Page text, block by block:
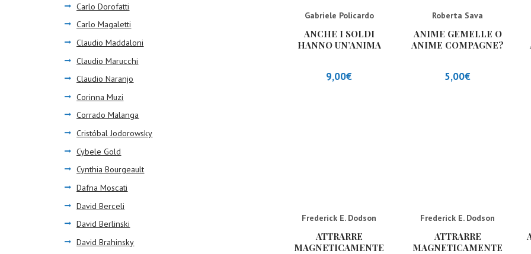
Gabriele Policardo
ANCHE I SOLDI
HANNO UN’ANIMA
9,00€
Roberta Sava
ANIME GEMELLE O
ANIME COMPAGNE?
5,00€
Frederick E. Dodson
ATTRARRE
MAGNETICAMENTE
Frederick E. Dodson
ATTRARRE
MAGNETICAMENTE
Carlo Dorofatti
Carlo Magaletti
Claudio Maddaloni
Claudio Marucchi
Claudio Naranjo
Corinna Muzi
Corrado Malanga
Cristóbal Jodorowsky
Cybele Gold
Cynthia Bourgeault
Dafna Moscati
David Berceli
David Berlinski
David Brahinsky